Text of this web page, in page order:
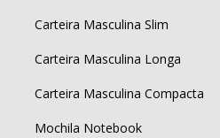
Carteira Masculina Slim
Carteira Masculina Longa
Carteira Masculina Compacta
Mochila Notebook